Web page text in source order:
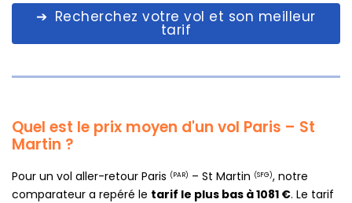
Recherchez votre vol et son meilleur
tarif
Quel est le prix moyen d'un vol Paris – St
Martin ?
Pour un vol aller-retour Paris (PAR) – St Martin (SFG), notre
comparateur a repéré le tarif le plus bas à 1081 €. Le tarif